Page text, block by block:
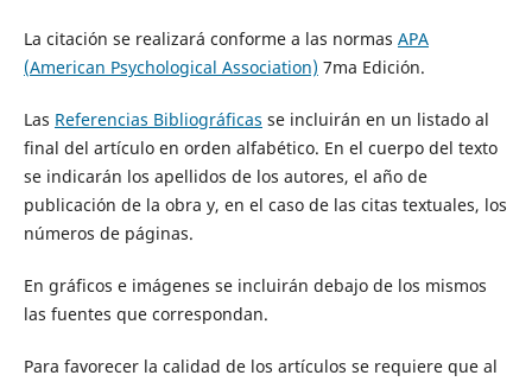
La citación se realizará conforme a las normas APA
(American Psychological Association) 7ma Edición.
Las Referencias Bibliográficas se incluirán en un listado al
final del artículo en orden alfabético. En el cuerpo del texto
se indicarán los apellidos de los autores, el año de
publicación de la obra y, en el caso de las citas textuales, los
números de páginas.
En gráficos e imágenes se incluirán debajo de los mismos
las fuentes que correspondan.
Para favorecer la calidad de los artículos se requiere que al